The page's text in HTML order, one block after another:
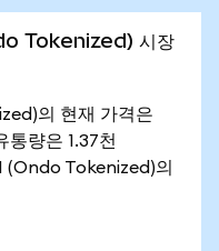
Tokenized) 시장
의 현재 가격은
통량은 1.37천
Tokenized)의